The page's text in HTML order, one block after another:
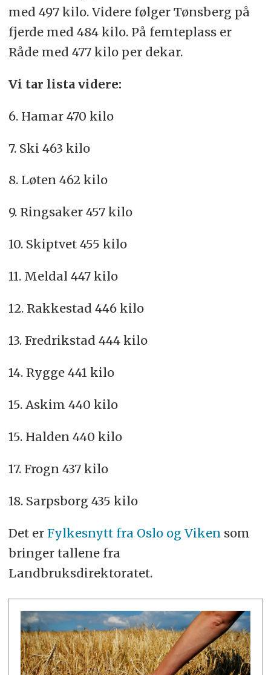
med 497 kilo. Videre følger Tønsberg på
fjerde med 484 kilo. På femteplass er
Råde med 477 kilo per dekar.
Vi tar lista videre:
6. Hamar 470 kilo
7. Ski 463 kilo
8. Løten 462 kilo
9. Ringsaker 457 kilo
10. Skiptvet 455 kilo
11. Meldal 447 kilo
12. Rakkestad 446 kilo
13. Fredrikstad 444 kilo
14. Rygge 441 kilo
15. Askim 440 kilo
15. Halden 440 kilo
17. Frogn 437 kilo
18. Sarpsborg 435 kilo
Det er Fylkesnytt fra Oslo og Viken som
bringer tallene fra
Landbruksdirektoratet.